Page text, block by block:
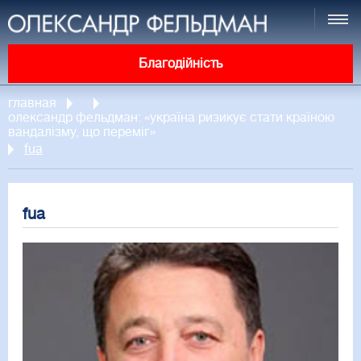
Благодійність
главная
олександр фельдман: «україна ризикує стати країною
вандалізму, що переміг»
fua
fua